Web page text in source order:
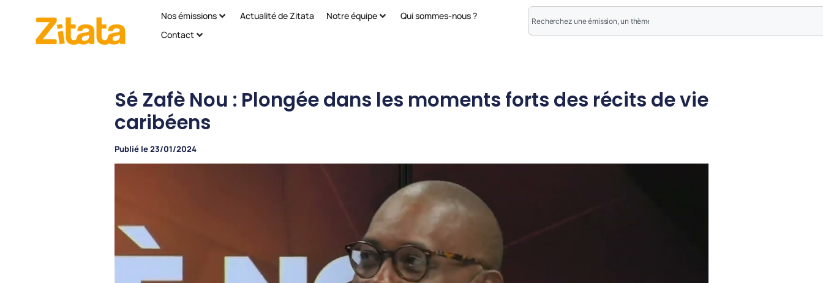
Nos émissions Actualité de Zitata Notre équipe
Qui sommes-nous ?
Contact
Sé Zafè Nou : Plongée dans les moments forts des récits de vie
caribéens
Publié le23/01/2024